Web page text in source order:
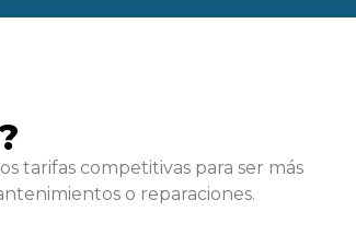
tarifas competitivas para ser más
o reparaciones.